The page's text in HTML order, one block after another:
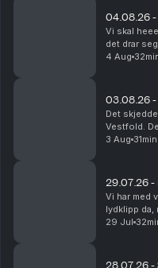
04.08.26 -
Vi skal
det drar
kjører
4 Aug
03.08.26 -
Det
Vestfold.
og vi rydder
3 Aug 31min
29.07.26 -
Vi har med
lydklipp da,
dukker
29 Jul
28.07.26 -